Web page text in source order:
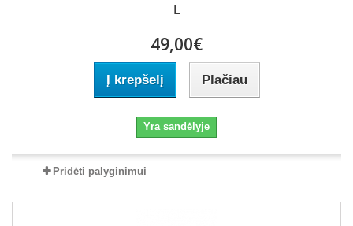
L
49,00€
Į krepšelį Plačiau
Yra sandėlyje
Pridėti palyginimui